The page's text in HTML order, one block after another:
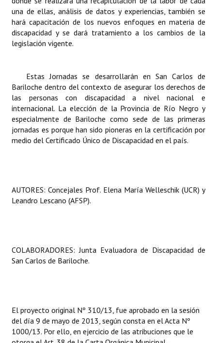
una de ellas, análisis de datos y experiencias, también se
hará capacitación de los nuevos enfoques en materia de
discapacidad y se dará tratamiento a los cambios de la
legislación vigente.
Estas Jornadas se desarrollarán en San Carlos de
Bariloche dentro del contexto de asegurar los derechos de
las personas con discapacidad a nivel nacional e
internacional. La elección de la Provincia de Río Negro y
especialmente de Bariloche como sede de las primeras
jornadas es porque han sido pioneras en la certificación por
medio del Certificado Único de Discapacidad en el país.
AUTORES: Concejales Prof. Elena María Welleschik (UCR) y
Leandro Lescano (AFSP).
COLABORADORES: Junta Evaluadora de Discapacidad de
San Carlos de Bariloche.
El proyecto original Nº 310/13, fue aprobado en la sesión
del día 9 de mayo de 2013, según consta en el Acta Nº
1000/13. Por ello, en ejercicio de las atribuciones que le